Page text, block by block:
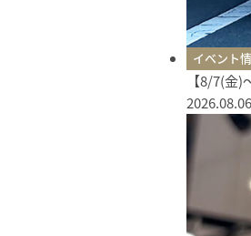
イベント
【8/7(金
2026.08.06